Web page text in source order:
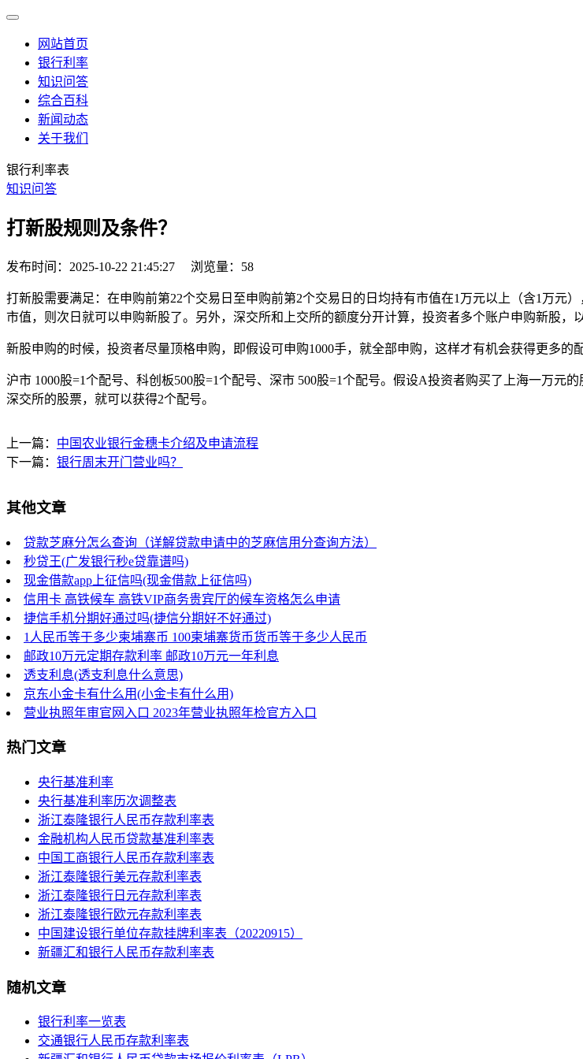
网站首页
银行利率
知识问答
综合百科
新闻动态
关于我们
银行利率表
知识问答
打新股规则及条件？
发布时间：2025-10-22 21:45:27 浏览量：58
打新股需要满足：在申购前第22个交易日至申购前第2个交易日的日均持有市值在1万元以上（含1万元
市值，则次日就可以申购新股了。另外，深交所和上交所的额度分开计算，投资者多个账户申购新股，
新股申购的时候，投资者尽量顶格申购，即假设可申购1000手，就全部申购，这样才有机会获得更多的
沪市 1000股=1个配号、科创板500股=1个配号、深市 500股=1个配号。假设A投资者购买了上海一万
深交所的股票，就可以获得2个配号。
上一篇： 中国农业银行金穗卡介绍及申请流程
下一篇： 银行周末开门营业吗？
其他文章
贷款芝麻分怎么查询（详解贷款申请中的芝麻信用分查询方法）
秒贷王(广发银行秒e贷靠谱吗)
现金借款app上征信吗(现金借款上征信吗)
信用卡 高铁候车 高铁VIP商务贵宾厅的候车资格怎么申请
捷信手机分期好通过吗(捷信分期好不好通过)
1人民币等于多少柬埔寨币 100柬埔寨货币货币等于多少人民币
邮政10万元定期存款利率 邮政10万元一年利息
透支利息(透支利息什么意思)
京东小金卡有什么用(小金卡有什么用)
营业执照年审官网入口 2023年营业执照年检官方入口
热门文章
央行基准利率
央行基准利率历次调整表
浙江泰隆银行人民币存款利率表
金融机构人民币贷款基准利率表
中国工商银行人民币存款利率表
浙江泰隆银行美元存款利率表
浙江泰隆银行日元存款利率表
浙江泰隆银行欧元存款利率表
中国建设银行单位存款挂牌利率表（20220915）
新疆汇和银行人民币存款利率表
随机文章
银行利率一览表
交通银行人民币存款利率表